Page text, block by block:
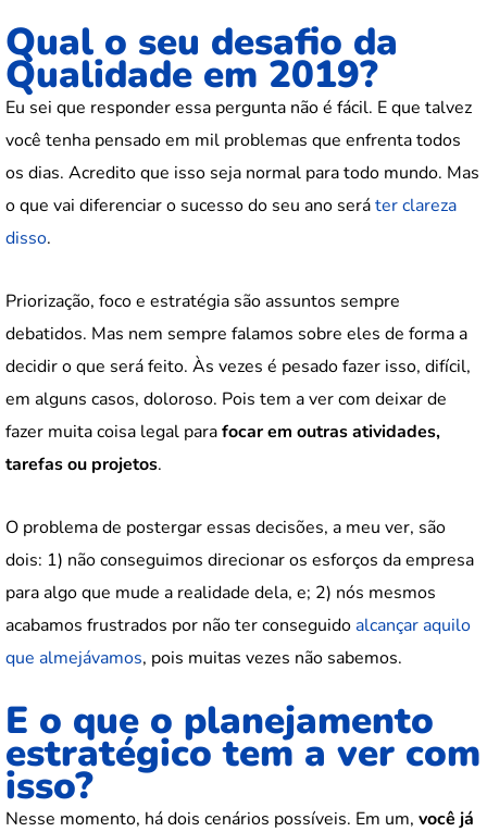
Qual o seu desafio da
Qualidade em 2019?
Eu sei que responder essa pergunta não é fácil. E que talvez
você tenha pensado em mil problemas que enfrenta todos
os dias. Acredito que isso seja normal para todo mundo. Mas
o que vai diferenciar o sucesso do seu ano seráter clareza
disso.
Priorização, foco e estratégia são assuntos sempre
debatidos. Mas nem sempre falamos sobre eles de forma a
decidir o que será feito. Às vezes é pesado fazer isso, difícil,
em alguns casos, doloroso. Pois tem a ver com deixar de
fazer muita coisa legal parafocar em outras atividades,
tarefas ou projetos.
O problema de postergar essas decisões, a meu ver, são
dois: 1) não conseguimos direcionar os esforços da empresa
para algo que mude a realidade dela, e; 2) nós mesmos
acabamos frustrados por não ter conseguidoalcançar aquilo
que almejávamos, pois muitas vezes não sabemos.
E o que o planejamento
estratégico tem a ver com
isso?
Nesse momento, há dois cenários possíveis. Em um, você já